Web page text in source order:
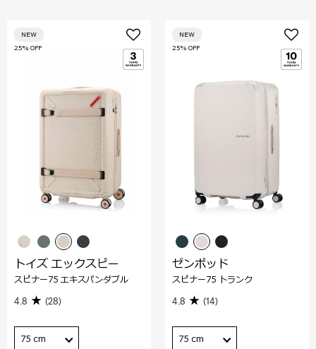
25% OFF
NEW
トイズ エックスピー
スピナー75 エキスパンダブル
4.8 (28)
75 cm
25% OFF
NEW
ゼンポッド
スピナー75 トランク
4.8 (14)
75 cm